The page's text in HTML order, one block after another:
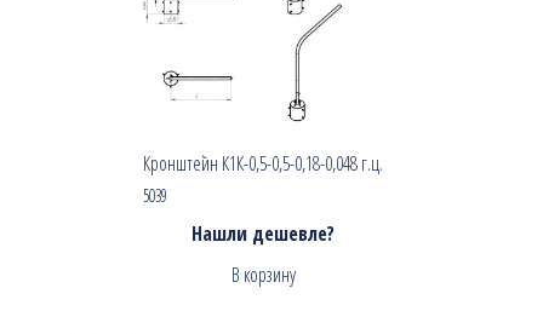
Кронштейн К1К-0,5-0,5-0,18-0,048 г.ц.
5039
Нашли дешевле?
В корзину